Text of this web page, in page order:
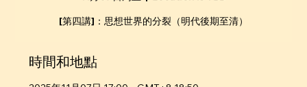
[第四講]：思想世界的分裂（明代後期至清）
時間和地點